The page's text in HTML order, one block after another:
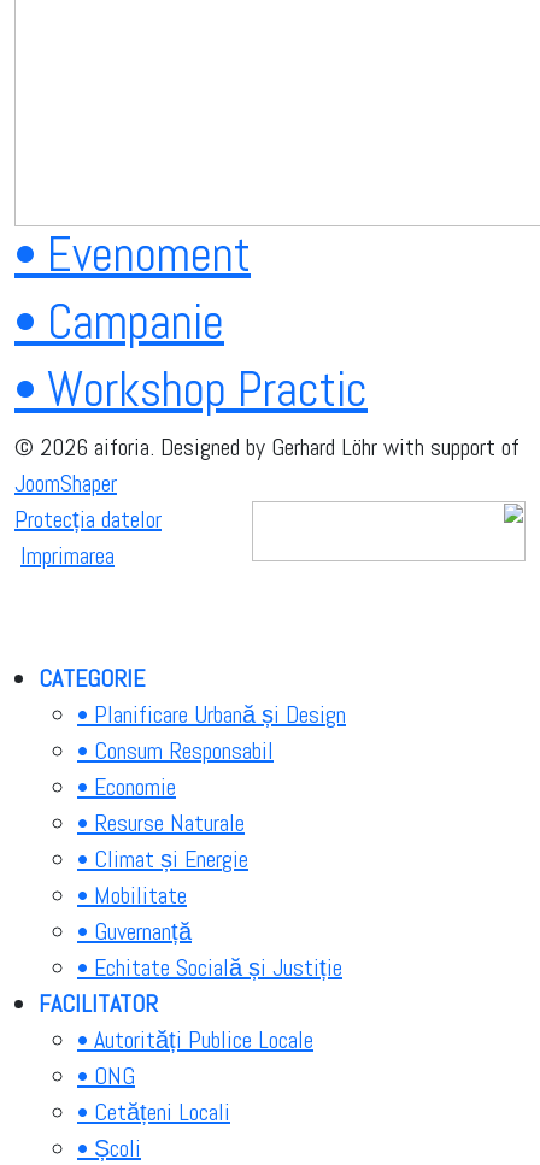
• Evenoment
• Campanie
• Workshop Practic
© 2026 aiforia. Designed by Gerhard Löhr with support of
JoomShaper
Protecția datelor
Imprimarea
CATEGORIE
• Planificare Urbană și Design
• Consum Responsabil
• Economie
• Resurse Naturale
• Climat și Energie
• Mobilitate
• Guvernanță
• Echitate Socială și Justiție
FACILITATOR
• Autorități Publice Locale
• ONG
• Cetățeni Locali
• Școli